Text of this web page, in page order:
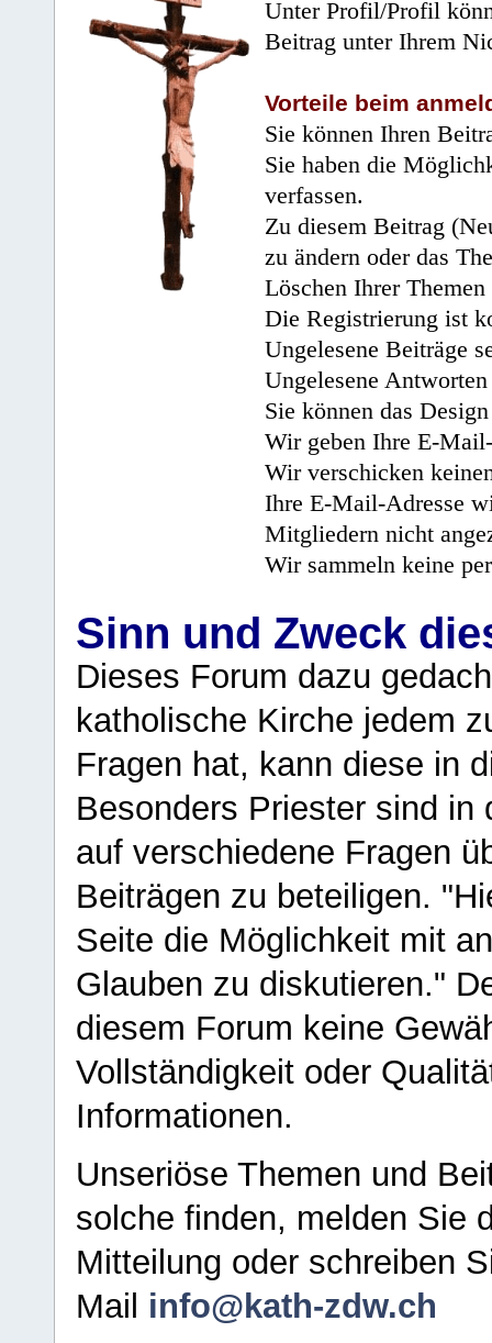
Unter Profil/Profil
Beitrag unter Ihrem
Vorteile beim
Sie können Ihren
Sie haben die
verfassen.
Zu diesem Beitrag
zu ändern oder das
Löschen Ihrer
Die Registrierung ist
Ungelesene Beiträge
Ungelesene
Sie können das
Wir geben Ihre E-
Wir verschicken
Ihre E-Mail-Adresse
Mitgliedern nicht
Wir sammeln keine
Sinn und Zweck
Dieses Forum dazu
katholische Kirche jedem
Fragen hat, kann diese in
Besonders Priester sind in
auf verschiedene Fragen
Beiträgen zu beteiligen.
Seite die Möglichkeit mit
Glauben zu diskutieren."
diesem Forum keine
Vollständigkeit oder
Informationen.
Unseriöse Themen und
solche finden, melden Sie
Mitteilung oder schreiben
Mail info@kath-zdw.ch